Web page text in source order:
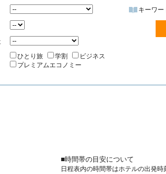
ひとり旅 学割
ビジネス
プレミアムエコノミー
キーワー
■時間帯の目安について
日程表内の時間帯はホテルの出発